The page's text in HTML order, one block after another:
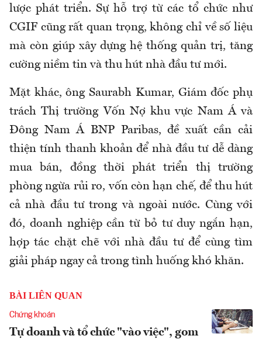
lược phát triển. Sự hỗ trợ từ các tổ chức như
CGIF cũng rất quan trọng, không chỉ về số liệu
mà còn giúp xây dựng hệ thống quản trị, tăng
cường niềm tin và thu hút nhà đầu tư mới.
Mặt khác, ông Saurabh Kumar, Giám đốc phụ
trách Thị trường Vốn Nợ khu vực Nam Á và
Đông Nam Á BNP Paribas, đề xuất cần cải
thiện tính thanh khoản để nhà đầu tư dễ dàng
mua bán, đồng thời phát triển thị trường
phòng ngừa rủi ro, vốn còn hạn chế, để thu hút
cả nhà đầu tư trong và ngoài nước. Cùng với
đó, doanh nghiệp cần từ bỏ tư duy ngắn hạn,
hợp tác chặt chẽ với nhà đầu tư để cùng tìm
giải pháp ngay cả trong tình huống khó khăn.
BÀI LIÊN QUAN
Chứng khoán
Tự doanh và tổ chức "vào việc", gom